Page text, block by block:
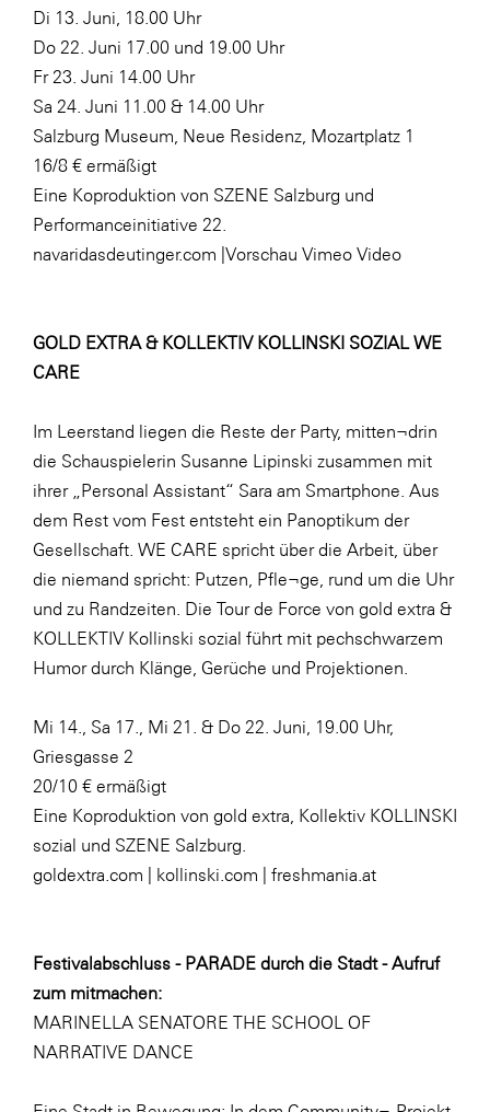
Di 13. Juni, 18.00 Uhr
Do 22. Juni 17.00 und 19.00 Uhr
Fr 23. Juni 14.00 Uhr
Sa 24. Juni 11.00 & 14.00 Uhr
Salzburg Museum, Neue Residenz, Mozartplatz 1
16/8 € ermäßigt
Eine Koproduktion von SZENE Salzburg und
Performanceinitiative 22.
navaridasdeutinger.com Vorschau Vimeo Video
GOLD EXTRA & KOLLEKTIV KOLLINSKI SOZIAL WE
CARE
Im Leerstand liegen die Reste der Party, mitten¬drin
die Schauspielerin Susanne Lipinski zusammen mit
ihrer „Personal Assistant“ Sara am Smartphone. Aus
dem Rest vom Fest entsteht ein Panoptikum der
Gesellschaft. WE CARE spricht über die Arbeit, über
die niemand spricht: Putzen, Pfle¬ge, rund um die Uhr
und zu Randzeiten. Die Tour de Force von gold extra &
KOLLEKTIV Kollinski sozial führt mit pechschwarzem
Humor durch Klänge, Gerüche und Projektionen.
Mi 14., Sa 17., Mi 21. & Do 22. Juni, 19.00 Uhr,
Griesgasse 2
20/10 € ermäßigt
Eine Koproduktion von gold extra, Kollektiv KOLLINSKI
sozial und SZENE Salzburg.
goldextra.com | kollinski.com | freshmania.at
Festivalabschluss - PARADE durch die Stadt - Aufruf
zum mitmachen:
MARINELLA SENATORE THE SCHOOL OF
NARRATIVE DANCE